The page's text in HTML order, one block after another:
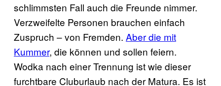
schlimmsten Fall auch die Freunde nimmer.
Verzweifelte Personen brauchen einfach
Zuspruch – von Fremden. Aber die mit
Kummer, die können und sollen feiern.
Wodka nach einer Trennung ist wie dieser
furchtbare Cluburlaub nach der Matura. Es ist